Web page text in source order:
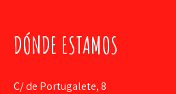
DÓNDE ESTAMOS
C/ de Portugalete, 8